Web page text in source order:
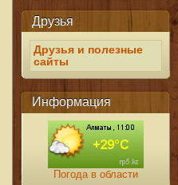
Друзья
Друзья и полезные
сайты
Информация
Погода в области